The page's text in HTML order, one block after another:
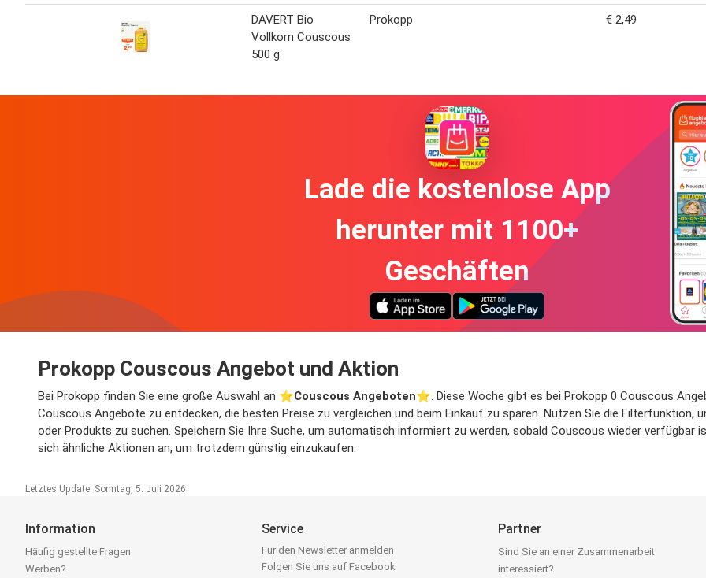
DAVERT Bio
Vollkorn Couscous
500 g
Prokopp € 2,49
Lade die kostenlose App
herunter mit 1100+
Geschäften
Prokopp Couscous Angebot und Aktion
Bei Prokopp finden Sie eine große Auswahl an ⭐️Couscous Angeboten⭐️. Diese Woche gibt es bei Prokopp 0 Couscous
Couscous Angebote zu entdecken, die besten Preise zu vergleichen und beim Einkauf zu sparen. Nutzen Sie die
oder Produkts zu suchen. Speichern Sie Ihre Suche, um automatisch informiert zu werden, sobald Couscous wieder verfügbar
sich ähnliche Aktionen an, um trotzdem günstig einzukaufen.
Letztes Update: Sonntag, 5. Juli 2026
Information
Häufig gestellte Fragen
Werben?
Service
Für den Newsletter anmelden
Folgen Sie uns auf Facebook
Partner
Sind Sie an einer Zusammenarbeit
interessiert?